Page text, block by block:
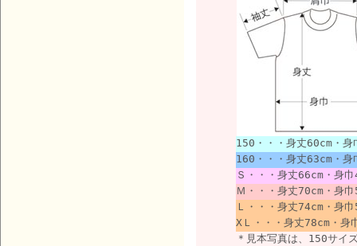
150・・・身丈60cm・
160・・・身丈63cm・
Ｓ・・・身丈66cm・身
Ｍ・・・身丈70cm・身
Ｌ・・・身丈74cm・身
XＬ・・・身丈78cm・
＊見本写真は、150サイ